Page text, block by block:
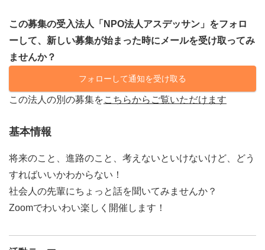
この募集の受入法人「NPO法人アスデッサン」をフォロ
ーして、新しい募集が始まった時にメールを受け取ってみ
ませんか？
フォローして通知を受け取る
この法人の別の募集をこちらからご覧いただけます
基本情報
将来のこと、進路のこと、考えないといけないけど、どう
すればいいかわからない！
社会人の先輩にちょっと話を聞いてみませんか？
Zoomでわいわい楽しく開催します！